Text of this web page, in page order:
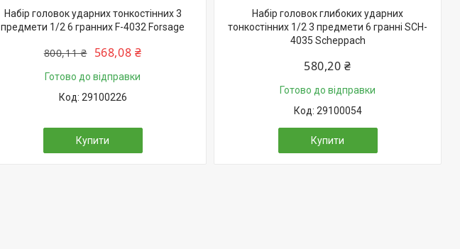
Набір головок ударних тонкостінних 3
предмети 1/2 6 гранних F-4032 Forsage
800,11 ₴ 568,08 ₴
Готово до відправки
29100226
Купити
Набір головок глибоких ударних
тонкостінних 1/2 3 предмети 6 гранні SCH-
4035 Scheppach
580,20 ₴
Готово до відправки
29100054
Купити